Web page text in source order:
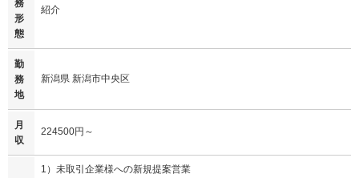
務
形
態
紹介
勤
務
地
新潟県 新潟市中央区
月
収
224500円～
1）未取引企業様への新規提案営業